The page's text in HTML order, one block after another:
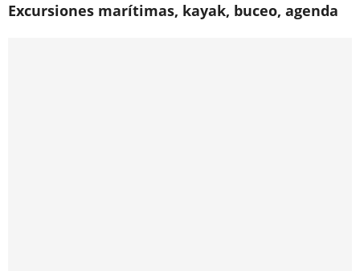
Excursiones marítimas, kayak, buceo, agenda